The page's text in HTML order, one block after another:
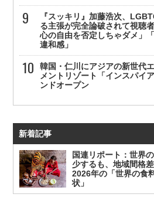
『スッキリ』加藤浩次、
る主張が完全論破されて視聴
心の自由を否定しちゃダメ」
違和感」
韓国・仁川にアジアの新世代
メントリゾート「インスパイ
ンドオープン
新着記事
国連リポート：世界
少するも、地域間格
2026年の「世界の食
状」